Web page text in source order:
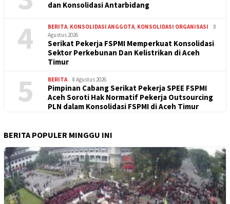
dan Konsolidasi Antarbidang
4 BERITA, KONSOLIDASI ANGGOTA, KONSOLIDASI ORGANISASI
8
Agustus 2026
Serikat Pekerja FSPMI Memperkuat Konsolidasi
Sektor Perkebunan Dan Kelistrikan di Aceh
Timur
5 BERITA 8 Agustus 2026
Pimpinan Cabang Serikat Pekerja SPEE FSPMI
Aceh Soroti Hak Normatif Pekerja Outsourcing
PLN dalam Konsolidasi FSPMI di Aceh Timur
BERITA POPULER MINGGU INI